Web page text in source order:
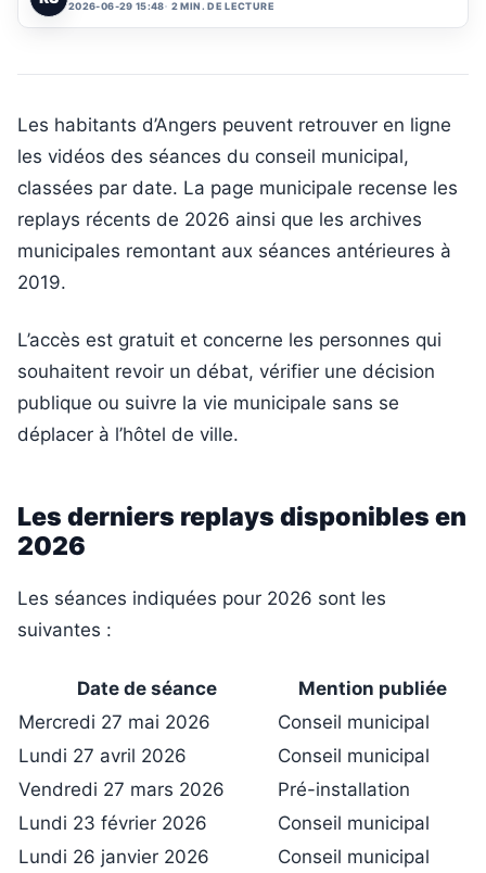
2026-06-29 15:48 2 MIN. DE LECTURE
Les habitants d’Angers peuvent retrouver en ligne
les vidéos des séances du conseil municipal,
classées par date. La page municipale recense les
replays récents de 2026 ainsi que les archives
municipales remontant aux séances antérieures à
2019.
L’accès est gratuit et concerne les personnes qui
souhaitent revoir un débat, vérifier une décision
publique ou suivre la vie municipale sans se
déplacer à l’hôtel de ville.
Les derniers replays disponibles en
2026
Les séances indiquées pour 2026 sont les
suivantes :
Date de séance
Mention publiée
Mercredi 27 mai 2026
Conseil municipal
Lundi 27 avril 2026
Conseil municipal
Vendredi 27 mars 2026
Pré-installation
Lundi 23 février 2026
Conseil municipal
Lundi 26 janvier 2026
Conseil municipal